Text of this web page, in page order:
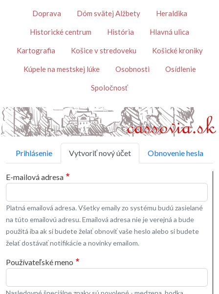
TémyDoprava Dóm svätej Alžbety Heraldika
Historické centrum História Hlavná ulica
Kartografia Košice v stredoveku Košické kroniky
Kúpele na mestskej lúke Osobnosti Osídlenie
Spoločnosť
Primárne karty
Prihlásenie Vytvoriť nový účet Obnovenie hesla
E-mailová adresa
Platná emailová adresa. Všetky emaily zo systému budú zasielané
na túto emailovú adresu. Emailová adresa nie je verejná a bude
použitá iba ak si budete želať obnoviť vaše heslo alebo si budete
želať dostávať notifikácie a novinky emailom.
Používateľské meno